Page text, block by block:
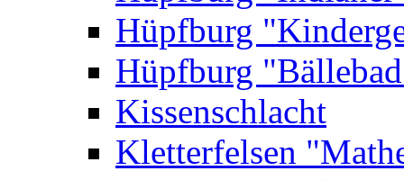
Hüpfburg
Hüpfburg
Kissenschlacht
Kletterfelsen